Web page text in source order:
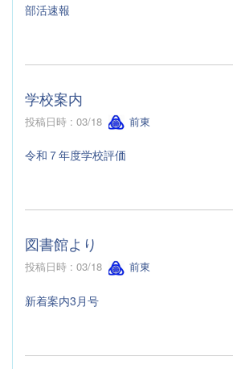
部活速報
学校案内
投稿日時 : 03/18 前東
令和７年度学校評価
図書館より
投稿日時 : 03/18 前東
新着案内3月号